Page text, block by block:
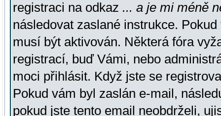
registraci na odkaz ... a je mi méně
následovat zaslané instrukce.
musí být aktivován. Některá fóra
registrací, buď Vámi, nebo
moci přihlásit. Když jste se
Pokud vám byl zaslán e-mail,
pokud jste tento email neobdrželi,